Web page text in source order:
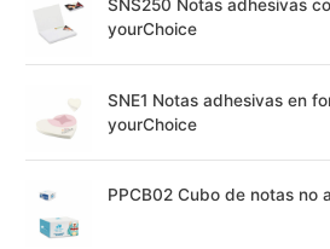
SNS250 Notas adhesivas
yourChoice
SNE1 Notas adhesivas en
yourChoice
PPCB02 Cubo de notas no